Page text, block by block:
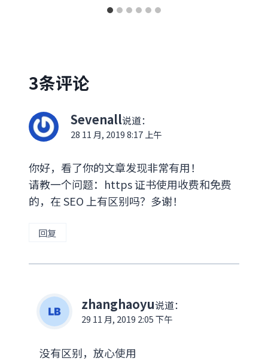
3条评论
Sevenall说道：
28 11 月, 2019 8:17 上午
你好，看了你的文章发现非常有用！
请教一个问题：https 证书使用收费和免费
的，在 SEO 上有区别吗？多谢！
回复
zhanghaoyu说道：
29 11 月, 2019 2:05 下午
没有区别，放心使用